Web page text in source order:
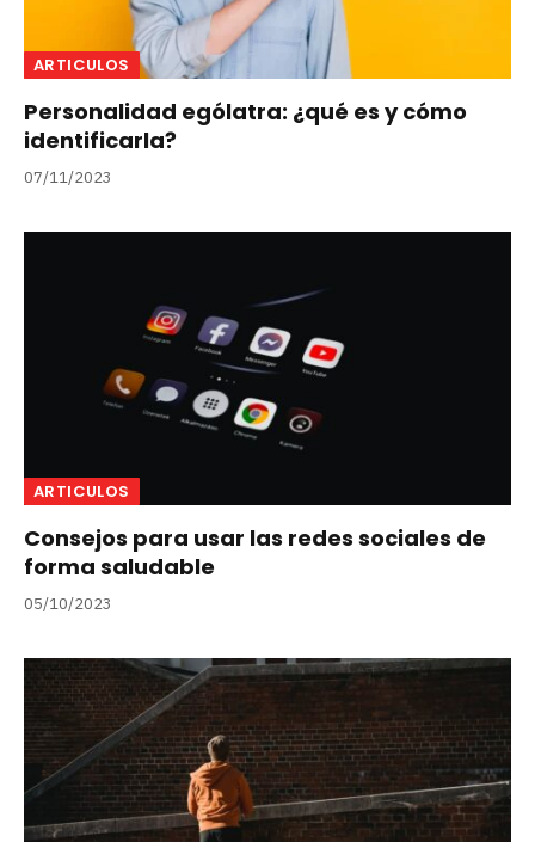
ARTICULOS
Personalidad ególatra: ¿qué es y cómo
identificarla?
07/11/2023
ARTICULOS
Consejos para usar las redes sociales de
forma saludable
05/10/2023